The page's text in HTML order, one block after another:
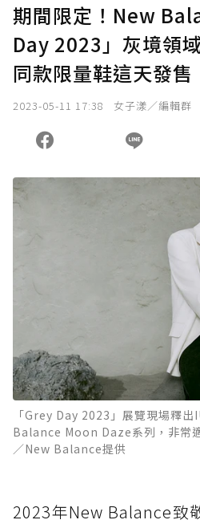
期間限定！New
Day 2023」灰境領
同款限量鞋這天發售
2023-05-11 17:38 女子漾／編輯群
「Grey Day 2023」展覽現場釋
Balance Moon Daze系列，非常
／New Balance提供
2023年New Balance致